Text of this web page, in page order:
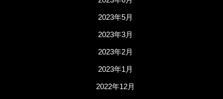
2023年5月
2023年3月
2023年2月
2023年1月
2022年12月